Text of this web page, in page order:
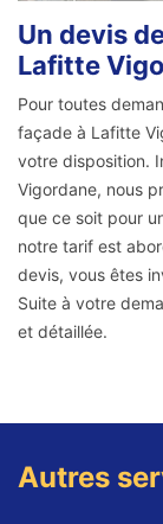
Un devis
Lafitte
Pour toutes
façade à Lafitte
votre disposition.
Vigordane, nous
que ce soit pour
notre tarif est
devis, vous êtes
Suite à votre
et détaillée.
Autres